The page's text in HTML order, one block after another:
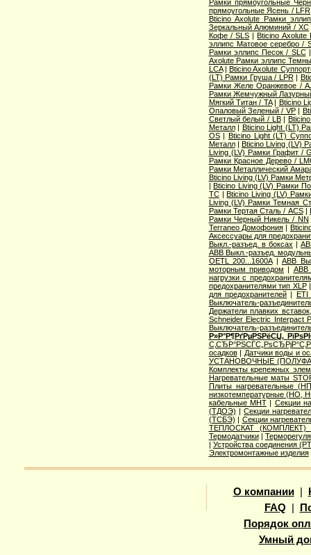
Рамки прямоугольные
прямоугольные Ясень / LFR
Bticino Axolute Рамки
Зеркальный Алюминий / XC
Кофе / SLS|Bticino Axolute
эллипс Матовое серебро /
Рамки эллипс Песок / SLC
Axolute Рамки эллипс
LCA|Bticino Axolute
(LT) Рамки Груша / LPR|
Рамки Желе Оранжевое /
Рамки Жемчужный
Мягкий Титан / TA| Bticino
Опаловый Зеленый / VP|
Светлый белый / LB|
Металл| Bticino Light (LT)
OS| Bticino Light (LT)
Металл|Bticino Living (LV)
Living (LV) Рамки Графит /
Рамки Красное Дерево /
Рамки Металлический
Bticino Living (LV) Рамки
|Bticino Living (LV) Рамки
TC|Bticino Living (LV)
Living (LV) Рамки Темная
Рамки Тертая Сталь / ACS|
Рамки Черный Никель / NN
Terraneo Домофония|
Аксессуары для
Выкл.-разъед. в боксах |
ABB Выкл.-разъед.
OETL 200...1600A| ABB
моторным приводом | ABB
нагрузки с
предохранителями тип XLP
для предохранителей| ETI
Выключатель-
Держатели плавких
Schneider Electric Interpact
Выключатель-
Р»Р°Р¶РґРµРЅРёСЏ,
осадков| Датчики воды и
УСТАНОВОЧНЫЕ
Комплекты крепежных
Нагревательные маты
Плиты нагревательные
низкотемпературные
кабельные МНТ| Секции
(ТДОЭ) |Секции
(ТСБЭ) | Секции
ТЕПЛОСКАТ (КОМПЛЕКТ)
Термодатчики|
| Устройства соединения
Электромонтажные изделия
О компании|
FAQ
Порядок
Умный